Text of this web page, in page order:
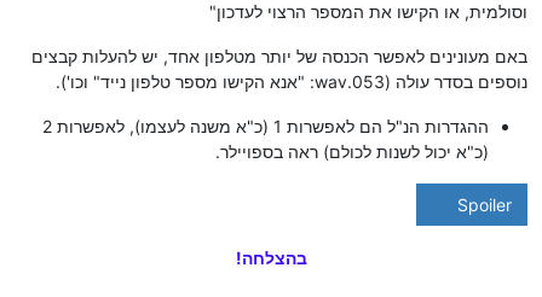
וסולמית, או הקישו את המספר הרצוי לעדכון"
באם מעונינים לאפשר הכנסה של יותר מטלפון אחד, יש להעלות קבצים
נוספים בסדר עולה (053.wav: "אנא הקישו מספר טלפון נייד" וכו').
ההגדרות הנ"ל הם לאפשרות 1 (כ"א משנה לעצמו), לאפשרות 2
(כ"א יכול לשנות לכולם) ראה בספויילר.
Spoiler
בהצלחה!